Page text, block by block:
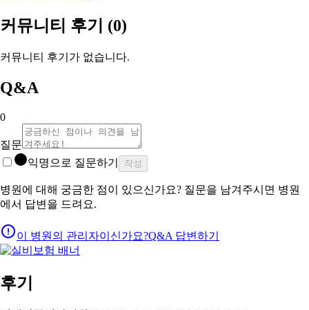
커뮤니티 후기 (0)
커뮤니티 후기가 없습니다.
Q&A
0
질문
익명으로 질문하기
작성
병원에 대해 궁금한 점이 있으신가요? 질문을 남겨주시면 병원
에서 답변을 드려요.
이 병원의 관리자이신가요?Q&A 답변하기
후기